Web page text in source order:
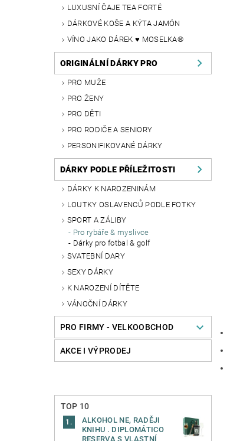
LUXUSNÍ ČAJE TEA FORTÉ
DÁRKOVÉ KOŠE A KÝTA JAMÓN
VÍNO JAKO DÁREK ♥ MOSELKA®
ORIGINÁLNÍ DÁRKY PRO
PRO MUŽE
PRO ŽENY
PRO DĚTI
PRO RODIČE A SENIORY
PERSONIFIKOVANÉ DÁRKY
DÁRKY PODLE PŘÍLEŽITOSTI
DÁRKY K NAROZENINÁM
LOUTKY OSLAVENCŮ PODLE FOTKY
SPORT A ZÁLIBY
Pro rybáře & myslivce
Dárky pro fotbal & golf
SVATEBNÍ DARY
SEXY DÁRKY
K NAROZENÍ DÍTĚTE
VÁNOČNÍ DÁRKY
PRO FIRMY - VELKOOBCHOD
AKCE I VÝPRODEJ
TOP 10
ALKOHOL NE, RADĚJI
KNIHU . DIPLOMÁTICO
RESERVA S VLASTNÍ